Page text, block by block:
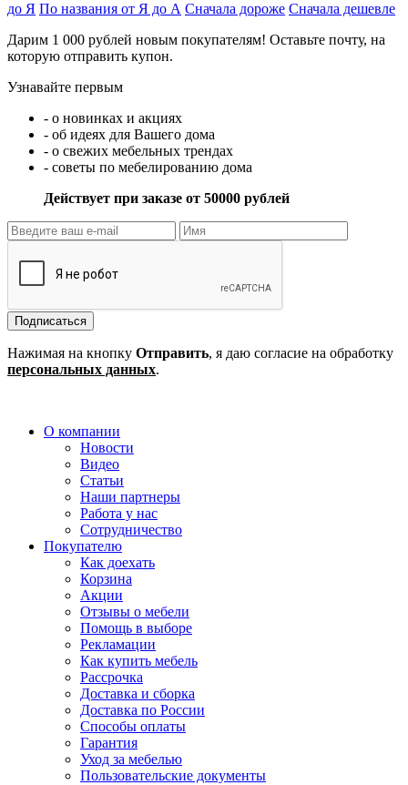
до Я По названия от Я до А Сначала дороже Сначала дешевле
Дарим 1 000 рублей новым покупателям! Оставьте почту, на
которую отправить купон.
Узнавайте первым
- о новинках и акциях
- об идеях для Вашего дома
- о свежих мебельных трендах
- советы по мебелированию дома
Действует при заказе от 50000 рублей
Подписаться
Нажимая на кнопку Отправить, я даю согласие на обработку
персональных данных.
О компании
Новости
Видео
Статьи
Наши партнеры
Работа у нас
Сотрудничество
Покупателю
Как доехать
Корзина
Акции
Отзывы о мебели
Помощь в выборе
Рекламации
Как купить мебель
Рассрочка
Доставка и сборка
Доставка по России
Способы оплаты
Гарантия
Уход за мебелью
Пользовательские документы